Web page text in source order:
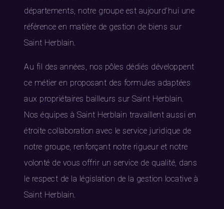
départements, notre groupe est aujourd’hui une
référence en matière de gestion de biens sur
Saint Herblain.
Au fil des années, nos pôles dédiés développent
ce métier en proposant des formules adaptées
aux propriétaires bailleurs sur Saint Herblain.
Nos équipes à Saint Herblain travaillent aussi en
étroite collaboration avec le service juridique de
notre groupe, renforçant notre rigueur et notre
volonté de vous offrir un service de qualité, dans
le respect de la législation de la gestion locative à
Saint Herblain.